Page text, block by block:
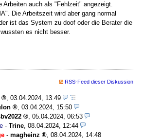
Arbeiten auch als "Fehlzeit" angezeigt.
Die Arbeitszeit wird aber gang normal
ist das System zu doof oder die Berater die
es nicht besser.
RSS-Feed dieser Diskussion
03.04.2024, 13:49
03.04.2024, 15:50
05.04.2024, 06:53
- Trine 08.04.2024, 12:44
- magheinz
08.04.2024, 14:48